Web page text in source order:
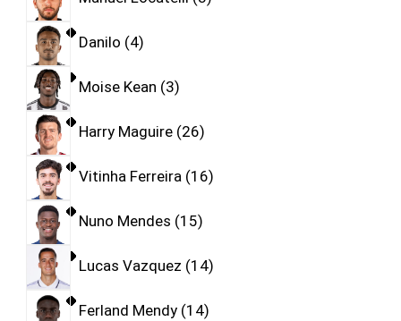
Danilo 4
Moise Kean 3
Harry Maguire 26
Vitinha Ferreira 16
Nuno Mendes 15
Lucas Vazquez 14
Ferland Mendy 14